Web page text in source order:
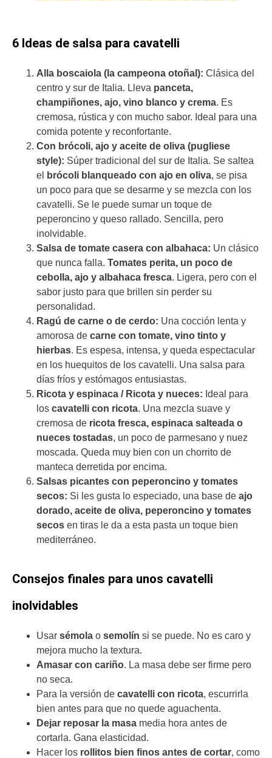
6 Ideas de salsa para cavatelli
Alla boscaiola (la campeona otoñal): Clásica del
centro y sur de Italia. Lleva panceta,
champiñones, ajo, vino blanco y crema. Es
cremosa, rústica y con mucho sabor. Ideal para una
comida potente y reconfortante.
Con brócoli, ajo y aceite de oliva (pugliese
style): Súper tradicional del sur de Italia. Se saltea
el
brócoli blanqueado con ajo en oliva, se pisa
un poco para que se desarme y se mezcla con los
cavatelli. Se le puede sumar un toque de
peperoncino y queso rallado. Sencilla, pero
inolvidable.
Salsa de tomate casera con albahaca: Un clásico
que nunca falla. Tomates perita, un poco de
cebolla, ajo y albahaca fresca. Ligera, pero con el
sabor justo para que brillen sin perder su
personalidad.
Ragú de carne o de cerdo: Una cocción lenta y
amorosa de carne con tomate, vino tinto y
hierbas. Es espesa, intensa, y queda espectacular
en los huequitos de los cavatelli. Una salsa para
días fríos y estómagos entusiastas.
Ricota y espinaca / Ricota y nueces: Ideal para
los cavatelli con ricota. Una mezcla suave y
cremosa de ricota fresca, espinaca salteada o
nueces tostadas, un poco de parmesano y nuez
moscada. Queda muy bien con un chorrito de
manteca derretida por encima.
Salsas picantes con peperoncino y tomates
secos: Si les gusta lo especiado, una base de ajo
dorado, aceite de oliva, peperoncino y tomates
secos en tiras le da a esta pasta un toque bien
mediterráneo.
Consejos finales para unos cavatelli
inolvidables
Usar sémola o semolín si se puede. No es caro y
mejora mucho la textura.
Amasar con cariño. La masa debe ser firme pero
no seca.
Para la versión de cavatelli con ricota, escurrirla
bien antes para que no quede aguachenta.
Dejar reposar la masa media hora antes de
cortarla. Gana elasticidad.
Hacer los rollitos bien finos antes de cortar, como